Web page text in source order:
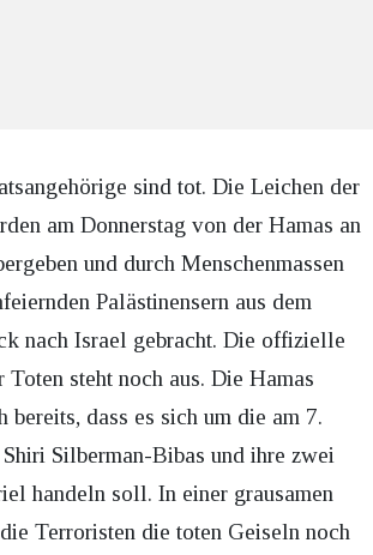
sind tot. Die Leichen der
am Donnerstag von der Hamas an
und durch Menschenmassen
Palästinensern aus dem
nach Israel gebracht. Die offizielle
steht noch aus. Die Hamas
bereits, dass es sich um die am 7.
Silberman-Bibas und ihre zwei
handeln soll. In einer grausamen
Terroristen die toten Geiseln noch